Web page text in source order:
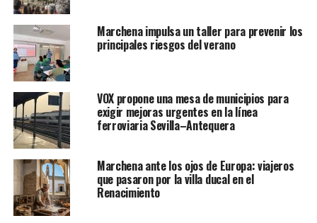
Marchena impulsa un taller para prevenir los
principales riesgos del verano
VOX propone una mesa de municipios para
exigir mejoras urgentes en la línea
ferroviaria Sevilla–Antequera
Marchena ante los ojos de Europa: viajeros
que pasaron por la villa ducal en el
Renacimiento